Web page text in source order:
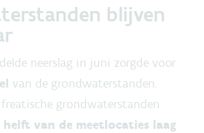
blijven
neerslag in juni zorgde voor
van de grondwaterstanden.
grondwaterstanden
helft van de meetlocaties laag